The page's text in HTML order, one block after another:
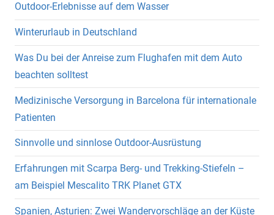
Outdoor-Erlebnisse auf dem Wasser
Winterurlaub in Deutschland
Was Du bei der Anreise zum Flughafen mit dem Auto
beachten solltest
Medizinische Versorgung in Barcelona für internationale
Patienten
Sinnvolle und sinnlose Outdoor-Ausrüstung
Erfahrungen mit Scarpa Berg- und Trekking-Stiefeln –
am Beispiel Mescalito TRK Planet GTX
Spanien, Asturien: Zwei Wandervorschläge an der Küste